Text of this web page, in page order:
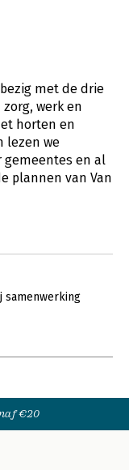
met de drie
werk en
horten en
lezen we
gemeentes en al
plannen van Van
samenwerking
€20